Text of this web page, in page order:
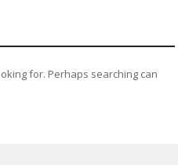
for. Perhaps searching can